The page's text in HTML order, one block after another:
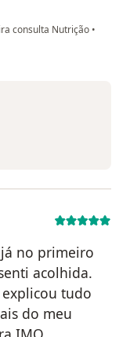
consulta Nutrição •
no primeiro
acolhida.
tudo
do meu